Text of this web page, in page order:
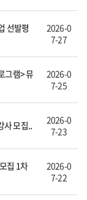
선발평
2026-0
7-27
그램> 뮤
2026-0
7-25
사 모집..
2026-0
7-23
집 1차
2026-0
7-22